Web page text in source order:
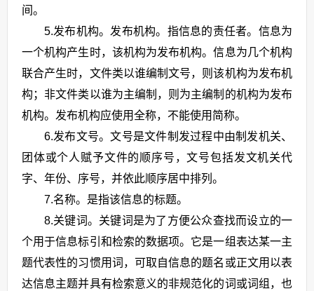
间。
5.发布机构。发布机构。指信息的责任者。信息为
一个机构产生时，该机构为发布机构。信息为几个机构
联合产生时，文件类以谁编制文号，则该机构为发布机
构；非文件类以谁为主编制，则为主编制的机构为发布
机构。发布机构应使用全称，不能使用简称。
6.发布文号。文号是文件制发过程中由制发机关、
团体或个人赋予文件的顺序号，文号包括发文机关代
字、年份、序号，并依此顺序居中排列。
7.名称。是指该信息的标题。
8.关键词。关键词是为了方便公众查找而设立的一
个用于信息标引和检索的数据项。它是一组表达某一主
题代表性的习惯用词，可取自信息的题名或正文用以表
达信息主题并具有检索意义的非规范化的词或词组，也